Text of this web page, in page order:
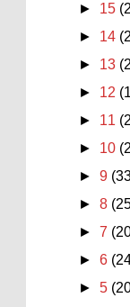
► 15
► 14
► 13
► 12
► 11
► 10
►9
►8
►7
►6
►5